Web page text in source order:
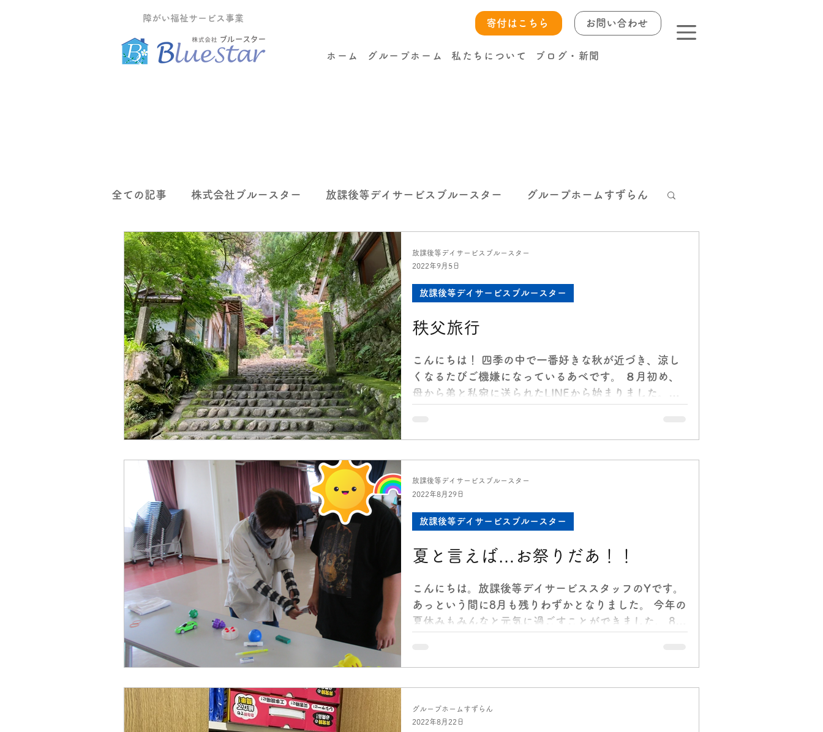
障がい福祉サービス事業 寄付はこちら お問い合わせ
ホーム グループホーム 私たちについて ブログ・新聞
全ての記事 株式会社ブルースター 放課後等デイサービスブルースター グループホームすずらん
グループホームティーツリー
秩父旅行
こんにちは！ 四季の中で一番好きな秋が近づき、涼し
くなるたびご機嫌になっているあべです。 ８月初め、
母から弟と私宛に送られたLINEから始まりました。
ようにしていたため、今...
放課後等デイサービスブルースター
放課後等デイサービスブルースター
2022年9月5日
夏と言えば…お祭りだあ！！
こんにちは。放課後等デイサービススタッフのYです。
あっという間に8月も残りわずかとなりました。 今年の
夏休みもみんなと元気に過ごすことができました。 8月
たちはウキウキ・...
放課後等デイサービスブルースター
放課後等デイサービスブルースター
2022年8月29日
グループホームすずらん
2022年8月22日